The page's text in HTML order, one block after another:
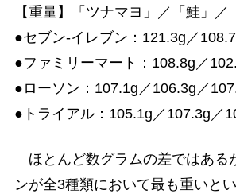
【重量】「ツナマヨ」／「鮭」
●セブン-イレブン：121.3g／
●ファミリーマート：108.8g／
●ローソン：107.1g／106.3g／
●トライアル：105.1g／107.3g／
ほとんど数グラムの差ではある
ンが全3種類において最も重いと